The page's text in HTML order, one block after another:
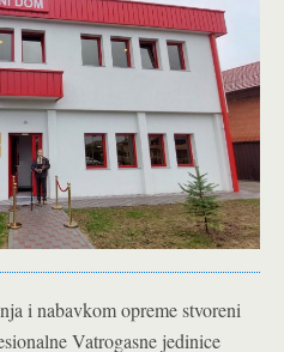
i nabavkom opreme stvoreni
Vatrogasne jedinice